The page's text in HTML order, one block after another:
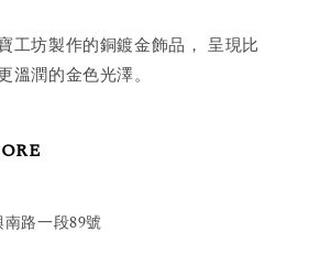
工坊製作的銅鍍金飾品， 呈現比
溫潤的金色光澤。
路一段89號